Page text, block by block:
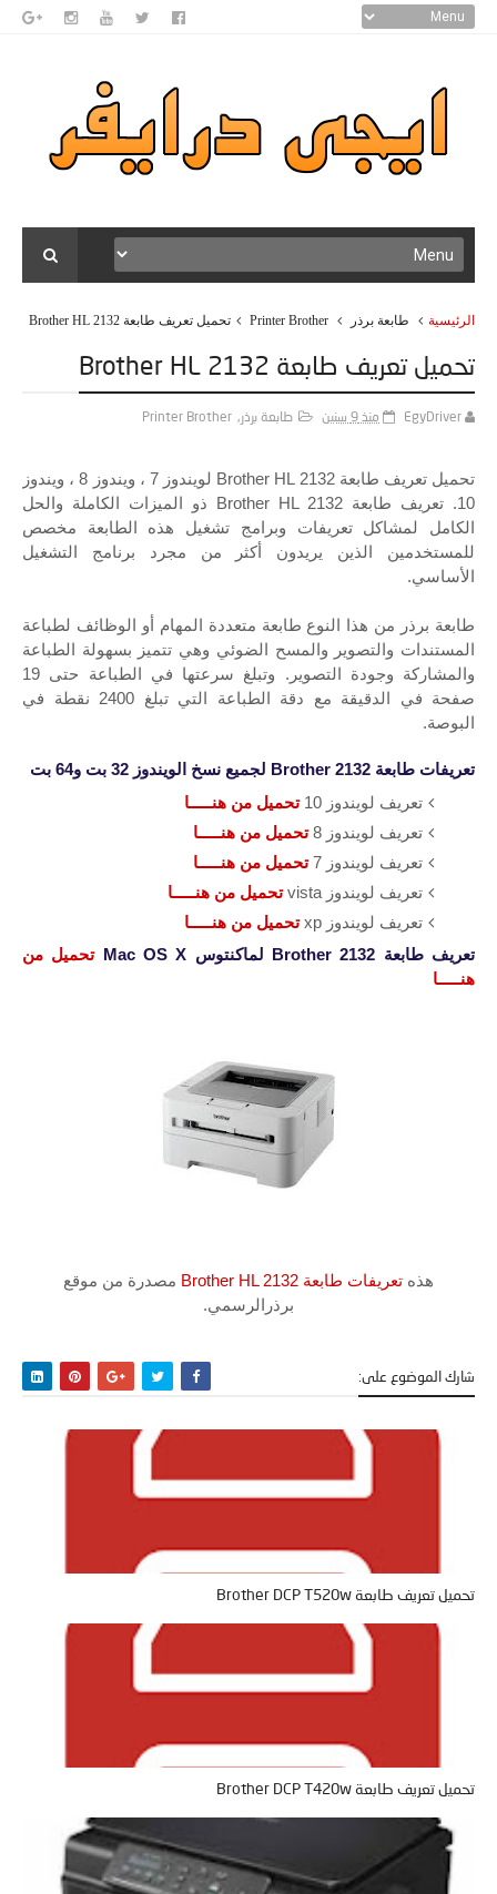
الرئيسية طابعة برذر Printer Brother تحميل تعريف طابعة Brother HL 2132
تحميل تعريف طابعة Brother HL 2132
EgyDriver منذ 9 سنين طابعة برذر,
Printer Brother
تحميل تعريف طابعة Brother HL 2132 لويندوز 7 ، ويندوز 8 ، ويندوز
10. تعريف طابعة Brother HL 2132 ذو الميزات الكاملة والحل
الكامل لمشاكل تعريفات وبرامج تشغيل هذه الطابعة مخصص
للمستخدمين الذين يريدون أكثر من مجرد برنامج التشغيل
الأساسي.
طابعة برذر من هذا النوع طابعة متعددة المهام أو الوظائف لطباعة
المستندات والتصوير والمسح الضوئي وهي تتميز بسهولة الطباعة
والمشاركة وجودة التصوير. وتبلغ سرعتها في الطباعة حتى 19
صفحة في الدقيقة مع دقة الطباعة التي تبلغ 2400 نقطة في
البوصة.
تعريفات طابعة Brother 2132 لجميع نسخ الويندوز 32 بت و64 بت
تعريف لويندوز 10
تحميل من هنـــــا
تعريف لويندوز 8
تحميل من هنـــــا
تعريف لويندوز 7
تحميل من هنـــــا
تعريف لويندوز vista
تحميل من هنـــــا
تعريف لويندوز xp
تحميل من هنـــــا
تعريفطابعة Brother 2132 لماكنتوس Mac OS X
تحميل من
هنـــــا
هذه تعريفات طابعة Brother HL 2132
مصدرة من موقع
برذرالرسمي.
شارك الموضوع على:
تحميل تعريف طابعة Brother DCP T520w
تحميل تعريف طابعة Brother DCP T420w